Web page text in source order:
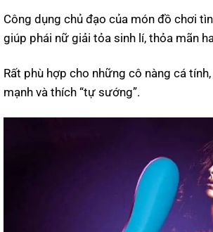
Công dụng chủ đạo của món đồ chơi
giúp phái nữ giải tỏa sinh lí, thỏa mãn
Rất phù hợp cho những cô nàng cá
mạnh và thích “tự sướng”.